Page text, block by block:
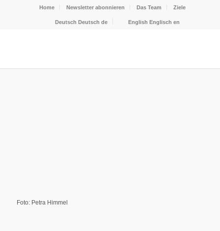
Home Newsletter abonnieren Das Team Ziele
Deutsch Deutsch de English Englisch en
Foto: Petra Himmel